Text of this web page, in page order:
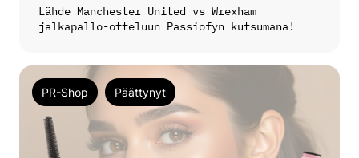
Lähde Manchester United vs Wrexham
jalkapallo-otteluun Passiofyn kutsumana!
PR-Shop Päättynyt